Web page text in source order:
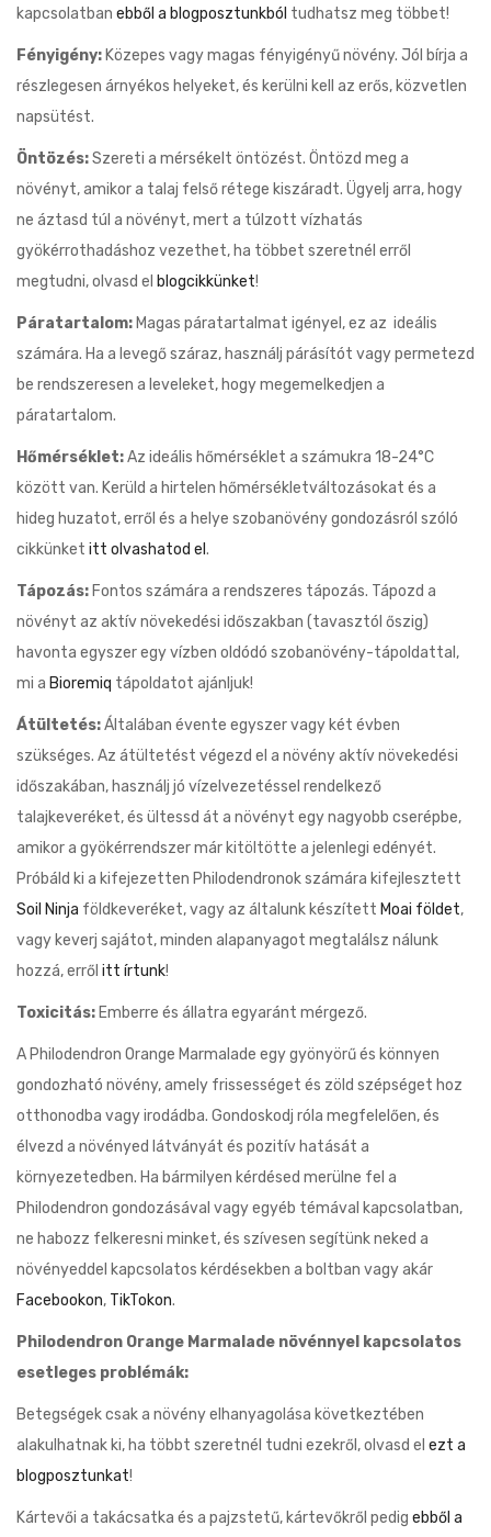
kapcsolatban ebből a blogposztunkból tudhatsz meg többet!
Fényigény: Közepes vagy magas fényigényű növény. Jól bírja a
részlegesen árnyékos helyeket, és kerülni kell az erős, közvetlen
napsütést.
Öntözés:Szereti a mérsékelt öntözést. Öntözd meg a
növényt, amikor a talaj felső rétege kiszáradt. Ügyelj arra, hogy
ne áztasd túl a növényt, mert a túlzott vízhatás
gyökérrothadáshoz vezethet, ha többet szeretnél erről
megtudni, olvasd el blogcikkünket!
Páratartalom: Magas páratartalmat igényel, ez az ideális
számára. Ha a levegő száraz, használj párásítót vagy permetezd
be rendszeresen a leveleket, hogy megemelkedjen a
páratartalom.
Hőmérséklet:Az ideális hőmérséklet a számukra 18-24°C
között van. Kerüld a hirtelen hőmérsékletváltozásokat és a
hideg huzatot, erről és a helye szobanövény gondozásról szóló
cikkünket itt olvashatod el .
Tápozás: Fontos számára a rendszeres tápozás. Tápozd a
növényt az aktív növekedési időszakban (tavasztól őszig)
havonta egyszer egy vízben oldódó szobanövény-tápoldattal,
mi a Bioremiq tápoldatot ajánljuk!
Átültetés:Általában évente egyszer vagy két évben
szükséges. Az átültetést végezd el a növény aktív növekedési
időszakában, használj jó vízelvezetéssel rendelkező
talajkeveréket, és ültessd át a növényt egy nagyobb cserépbe,
amikor a gyökérrendszer már kitöltötte a jelenlegi edényét.
Próbáld ki a kifejezetten Philodendronok számára kifejlesztett
Soil Ninja földkeveréket, vagy az általunk készített Moai földet,
vagy keverj sajátot, minden alapanyagot megtalálsz nálunk
hozzá, erről itt írtunk!
Toxicitás: Emberre és állatra egyaránt mérgező.
A Philodendron Orange Marmalade egy gyönyörű és könnyen
gondozható növény, amely frissességet és zöld szépséget hoz
otthonodba vagy irodádba. Gondoskodj róla megfelelően, és
élvezd a növényed látványát és pozitív hatását a
környezetedben. Ha bármilyen kérdésed merülne fel a
Philodendron gondozásával vagy egyéb témával kapcsolatban,
ne habozz felkeresni minket, és szívesen segítünk neked a
növényeddel kapcsolatos kérdésekben a boltban vagy akár
Facebookon, TikTokon.
Philodendron Orange Marmalade növénnyel kapcsolatos
esetleges problémák:
Betegségek csak a növény elhanyagolása következtében
alakulhatnak ki, ha többt szeretnél tudni ezekről, olvasd el ezt a
blogposztunkat!
Kártevői a takácsatka és a pajzstetű, kártevőkről pedig ebből a